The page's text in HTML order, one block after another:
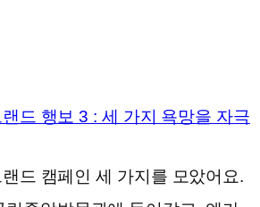
드 행보 3 : 세 가지 욕망을 자극
드 캠페인 세 가지를 모았어요.